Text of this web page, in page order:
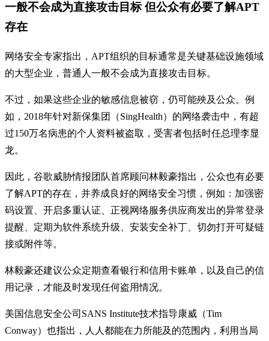
一般不会成为直接攻击目标 但公众有必要了解APT
存在
网络安全专家指出，APT组织的目标通常是关键基础设施领域
的大型企业，普通人一般不会成为直接攻击目标。
不过，如果这些企业的敏感信息被窃，仍可能殃及公众。例
如，2018年针对新保集团（SingHealth）的网络袭击中，有超
过150万名病患的个人资料被盗取，受害者包括时任总理李显
龙。
因此，谷歌威胁情报团队首席顾问林毅豪指出，公众也有必要
了解APT的存在，并养成良好的网络安全习惯，例如：加强密
码设置、开启多重认证、正视网络服务供应商发出的异常登录
提醒、定期为软件系统升级、安装安全补丁、切勿打开可疑链
接或附件等。
林毅豪还建议公众定期查看银行和信用卡账单，以及自己的信
用记录，才能及时发现任何盗用情况。
美国信息安全公司SANS Institute技术指导康威（Tim
Conway）也指出，人人都能在力所能及的范围内，利用当局